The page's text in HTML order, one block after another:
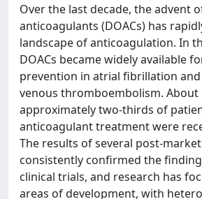
Over the last decade, the advent
anticoagulants (DOACs) has
landscape of anticoagulation. In
DOACs became widely available
prevention in atrial fibrillation
venous thromboembolism. About
approximately two-thirds of
anticoagulant treatment were
The results of several post-
consistently confirmed the
clinical trials, and research has
areas of development, with